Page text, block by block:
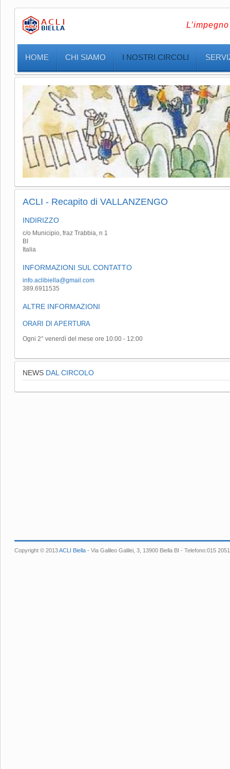
HOME CHI SIAMO I NOSTRI CIRCOLI
ACLI - Recapito di VALLANZENGO
INDIRIZZO
c/o Municipio, fraz Trabbia, n 1
BI
Italia
INFORMAZIONI SUL CONTATTO
info.aclibiella@gmail.com
389.6911535
ALTRE INFORMAZIONI
ORARI DI APERTURA
Ogni 2° venerdì del mese ore 10:00 - 12:00
NEWS DAL CIRCOLO
Copyright © 2013ACLI Biella - Via Galileo Galilei, 3, 13900 Biella BI - Telefono:015